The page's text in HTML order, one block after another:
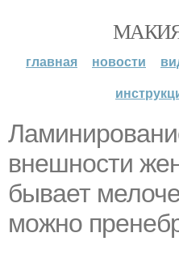
главная новости
внешности
бывает
можно